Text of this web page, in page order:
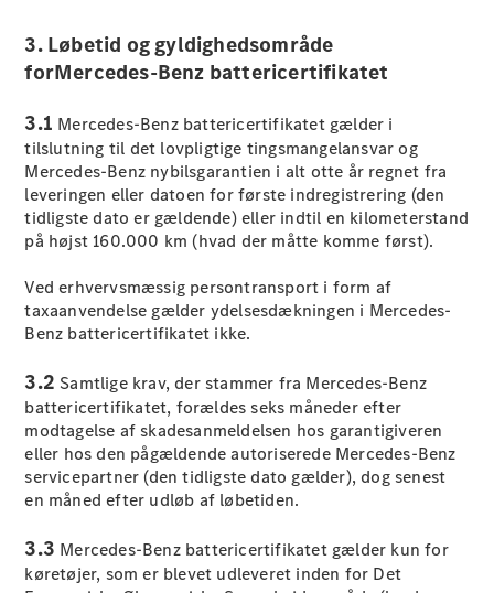
EQS
SUV
Elektrisk
Mercedes-
EQS SUV
GLA
GLA
Ny Elektrisk
GLA Ny
GLB Elektrisk
GLB
GLC
GLC Coupé
GLE
GLS
Mercedes-
Maybach
GLS
Ny
G-
Klasse
Elektrisk
Konfigurator
3. Løbetid og gyldighedsområde
forMercedes-Benz battericertifikatet
3.1 Mercedes-Benz battericertifikatet gælder i
tilslutning til det lovpligtige tingsmangelansvar og
Mercedes-Benz nybilsgarantien i alt otte år regnet fra
leveringen eller datoen for første indregistrering (den
tidligste dato er gældende) eller indtil en kilometerstand
på højst 160.000 km (hvad der måtte komme først).
Ved erhvervsmæssig persontransport i form af
taxaanvendelse gælder ydelsesdækningen i Mercedes-
Benz battericertifikatet ikke.
3.2 Samtlige krav, der stammer fra Mercedes-Benz
battericertifikatet, forældes seks måneder efter
modtagelse af skadesanmeldelsen hos garantigiveren
eller hos den pågældende autoriserede Mercedes-Benz
servicepartner (den tidligste dato gælder), dog senest
en måned efter udløb af løbetiden.
3.3 Mercedes-Benz battericertifikatet gælder kun for
køretøjer, som er blevet udleveret inden for Det